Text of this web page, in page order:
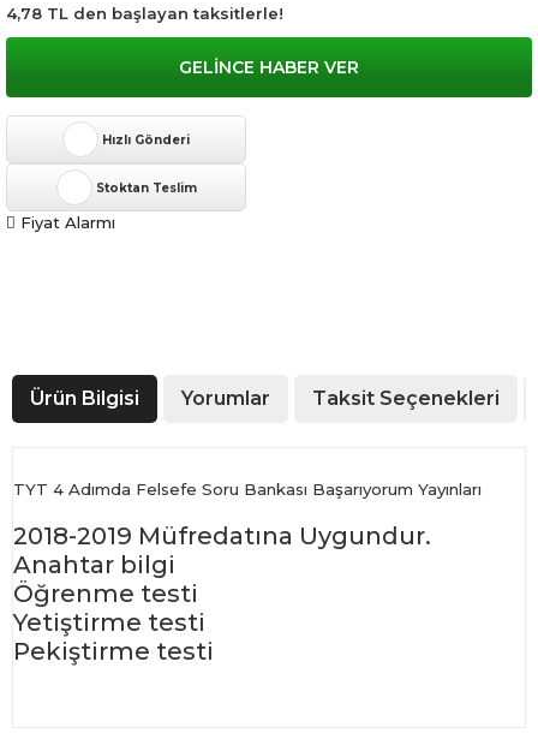
4,78 TL den başlayan taksitlerle!
GELİNCE HABER VER
Hızlı Gönderi
Stoktan Teslim
Fiyat Alarmı
Ürün Bilgisi Yorumlar Taksit Seçenekleri
TYT 4 Adımda Felsefe Soru Bankası Başarıyorum Yayınları
2018-2019 Müfredatına Uygundur.
Anahtar bilgi
Öğrenme testi
Yetiştirme testi
Pekiştirme testi